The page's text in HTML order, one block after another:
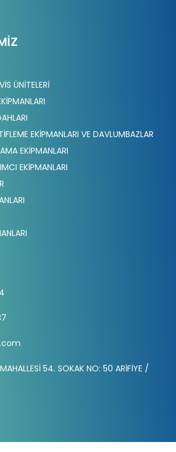
ÜNİTELERİ
EKİPMANLARI VE DAVLUMBAZLAR
EKİPMANLARI
EKİPMANLARI
54. SOKAK NO: 50 ARİFİYE /